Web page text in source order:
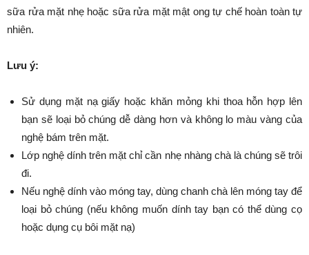
sữa rửa mặt nhẹ hoặc sữa rửa mặt mật ong tự chế hoàn toàn tự
nhiên.
Lưu ý:
Sử dụng mặt nạ giấy hoặc khăn mỏng khi thoa hỗn hợp lên
bạn sẽ loại bỏ chúng dễ dàng hơn và không lo màu vàng của
nghệ bám trên mặt.
Lớp nghệ dính trên mặt chỉ cần nhẹ nhàng chà là chúng sẽ trôi
đi.
Nếu nghệ dính vào móng tay, dùng chanh chà lên móng tay để
loại bỏ chúng (nếu không muốn dính tay bạn có thể dùng cọ
hoặc dụng cụ bôi mặt nạ)